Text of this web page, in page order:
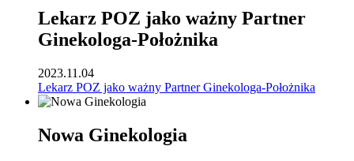
Lekarz POZ jako ważny Partner
Ginekologa-Położnika
2023.11.04
Lekarz POZ jako ważny Partner Ginekologa-Położnika
Nowa Ginekologia